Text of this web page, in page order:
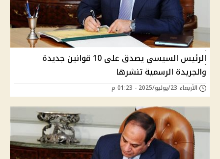
الرئيس السيسي يصدق على 10 قوانين جديدة
والجريدة الرسمية تنشرها
الأربعاء 23/يوليو/2025 - 01:23 م